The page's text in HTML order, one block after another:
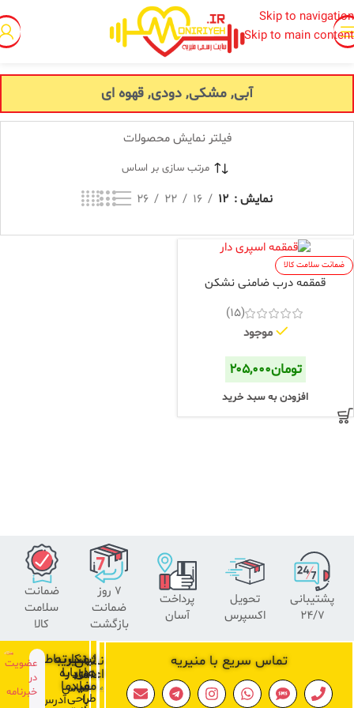
Skip to navigation
Skip to main content
آبی, مشکی, دودی, قهوه ای
آبی, مشکی, دودی, قهوه ای
فیلتر نمایش محصولات
مرتب سازی بر اساس
نمایش 12
16
22
26
ضمانت سلامت کالا
قمقمه درب ضامنی نشکن
(15)
موجود
تومان۲۰۵,۰۰۰
افزودن به سبد خرید
پشتیبانی
24/7
تحویل
اکسپرس
پرداخت
آسان
۷ روز
ضمانت
بازگشت
ضمانت
سلامت
کالا
تماس سریع با منیریه نشان
اعتماد
لینک
های
مفید
طراحی
منیریه
درباره
ما
تماس
با
ارتباط
با
ما
آدرس
عضویت
در
خبرنامه